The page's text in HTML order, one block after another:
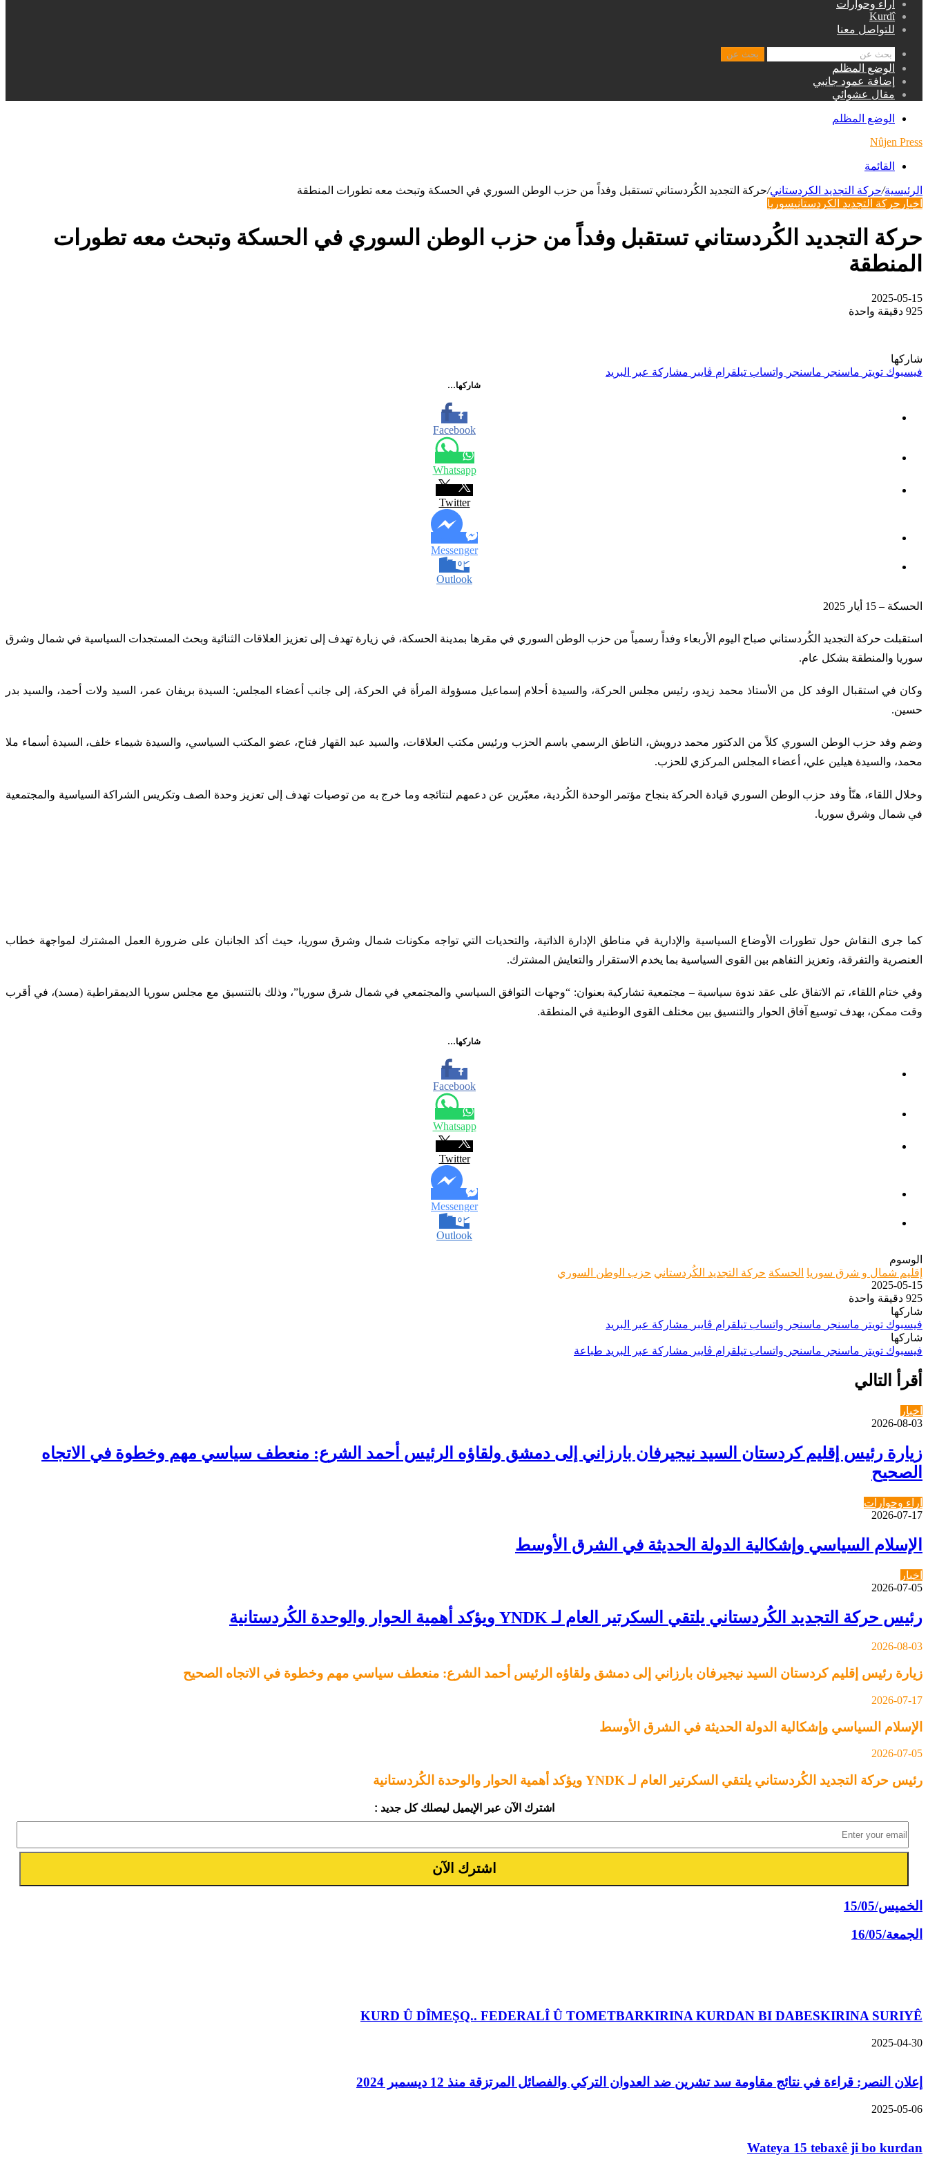
اراء وحوارات
Kurdî
للتواصل معنا
بحث عن
الوضع المظلم
إضافة عمود جانبي
مقال عشوائي
الوضع المظلم
Nûjen Press
القائمة
الرئيسية/حركة التجديد الكردستاني/حركة التجديد الكُردستاني تستقبل وفداً من حزب الوطن السوري في الحسكة وتبحث معه تطورات المنطقة
اخبار حركة التجديد الكردستانيسوريا
حركة التجديد الكُردستاني تستقبل وفداً من حزب الوطن السوري في الحسكة وتبحث معه تطورات
المنطقة
2025-05-15
925 دقيقة واحدة
شاركها
فيسبوك تويتر ماسنجر ماسنجر واتساب تيلقرام ڤايبر مشاركة عبر البريد
شاركها…
Facebook
Whatsapp
Twitter
Messenger
Outlook
الحسكة – 15 أيار 2025
استقبلت حركة التجديد الكُردستاني صباح اليوم الأربعاء وفداً رسمياً من حزب الوطن السوري في مقرها بمدينة الحسكة، في زيارة تهدف إلى تعزيز العلاقات الثنائية وبحث المستجدات السياسية في شمال وشرق
سوريا والمنطقة بشكل عام.
وكان في استقبال الوفد كل من الأستاذ محمد زيدو، رئيس مجلس الحركة، والسيدة أحلام إسماعيل مسؤولة المرأة في الحركة، إلى جانب أعضاء المجلس: السيدة بريفان عمر، السيد ولات أحمد، والسيد بدر
حسين.
وضم وفد حزب الوطن السوري كلاً من الدكتور محمد درويش، الناطق الرسمي باسم الحزب ورئيس مكتب العلاقات، والسيد عبد القهار فتاح، عضو المكتب السياسي، والسيدة شيماء خلف، السيدة أسماء ملا
محمد، والسيدة هيلين علي، أعضاء المجلس المركزي للحزب.
وخلال اللقاء، هنّأ وفد حزب الوطن السوري قيادة الحركة بنجاح مؤتمر الوحدة الكُردية، معبّرين عن دعمهم لنتائجه وما خرج به من توصيات تهدف إلى تعزيز وحدة الصف وتكريس الشراكة السياسية والمجتمعية
في شمال وشرق سوريا.
كما جرى النقاش حول تطورات الأوضاع السياسية والإدارية في مناطق الإدارة الذاتية، والتحديات التي تواجه مكونات شمال وشرق سوريا، حيث أكد الجانبان على ضرورة العمل المشترك لمواجهة خطاب
العنصرية والتفرقة، وتعزيز التفاهم بين القوى السياسية بما يخدم الاستقرار والتعايش المشترك.
وفي ختام اللقاء، تم الاتفاق على عقد ندوة سياسية – مجتمعية تشاركية بعنوان: “وجهات التوافق السياسي والمجتمعي في شمال شرق سوريا”، وذلك بالتنسيق مع مجلس سوريا الديمقراطية (مسد)، في أقرب
وقت ممكن، بهدف توسيع آفاق الحوار والتنسيق بين مختلف القوى الوطنية في المنطقة.
شاركها…
Facebook
Whatsapp
Twitter
Messenger
Outlook
الوسوم
إقليم شمال و شرق سوريا الحسكة حركة التجديد الكُردستاني حزب الوطن السوري
2025-05-15
925 دقيقة واحدة
شاركها
فيسبوك تويتر ماسنجر ماسنجر واتساب تيلقرام ڤايبر مشاركة عبر البريد
شاركها
فيسبوك تويتر ماسنجر ماسنجر واتساب تيلقرام ڤايبر مشاركة عبر البريد طباعة
أقرأ التالي
اخبار
2026-08-03
زيارة رئيس إقليم كردستان السيد نيجيرفان بارزاني إلى دمشق ولقاؤه الرئيس أحمد الشرع: منعطف سياسي مهم وخطوة في الاتجاه
الصحيح
اراء وحوارات
2026-07-17
الإسلام السياسي وإشكالية الدولة الحديثة في الشرق الأوسط
اخبار
2026-07-05
رئيس حركة التجديد الكُردستاني يلتقي السكرتير العام لـ YNDK ويؤكد أهمية الحوار والوحدة الكُردستانية
2026-08-03
زيارة رئيس إقليم كردستان السيد نيجيرفان بارزاني إلى دمشق ولقاؤه الرئيس أحمد الشرع: منعطف سياسي مهم وخطوة في الاتجاه الصحيح
2026-07-17
الإسلام السياسي وإشكالية الدولة الحديثة في الشرق الأوسط
2026-07-05
رئيس حركة التجديد الكُردستاني يلتقي السكرتير العام لـ YNDK ويؤكد أهمية الحوار والوحدة الكُردستانية
اشترك الآن عبر الإيميل ليصلك كل جديد :
الخميس/15/05
الجمعة/16/05
KURD Û DÎMEŞQ.. FEDERALÎ Û TOMETBARKIRINA KURDAN BI DABESKIRINA SURIYÊ
2025-04-30
إعلان النصر: قراءة في نتائج مقاومة سد تشرين ضد العدوان التركي والفصائل المرتزقة منذ 12 ديسمبر 2024
2025-05-06
Wateya 15 tebaxê ji bo kurdan